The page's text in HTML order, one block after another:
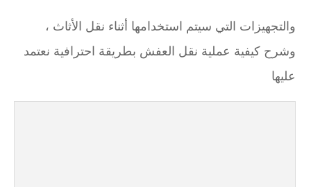
والتجهيزات التي سيتم استخدامها أثناء نقل الأثاث ،
وشرح كيفية عملية نقل العفش بطريقة احترافية نعتمد
عليها